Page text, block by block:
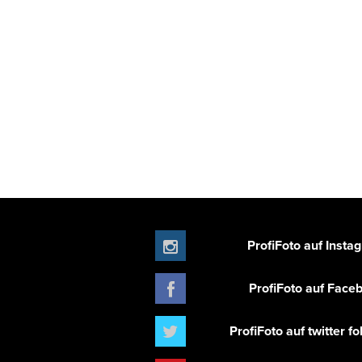
ProfiFoto auf
ProfiFoto auf
ProfiFoto auf twitter